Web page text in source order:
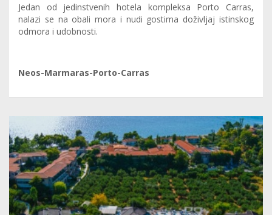
Jedan od jedinstvenih hotela kompleksa Porto Carras,
nalazi se na obali mora i nudi gostima doživljaj istinskog
odmora i udobnosti.
Neos-Marmaras-Porto-Carras